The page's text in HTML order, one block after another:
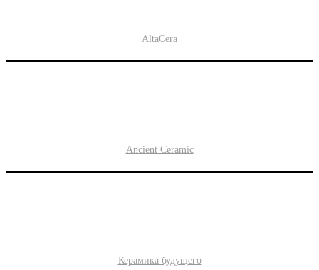
AltaCera
Ancient Ceramic
Керамика будущего